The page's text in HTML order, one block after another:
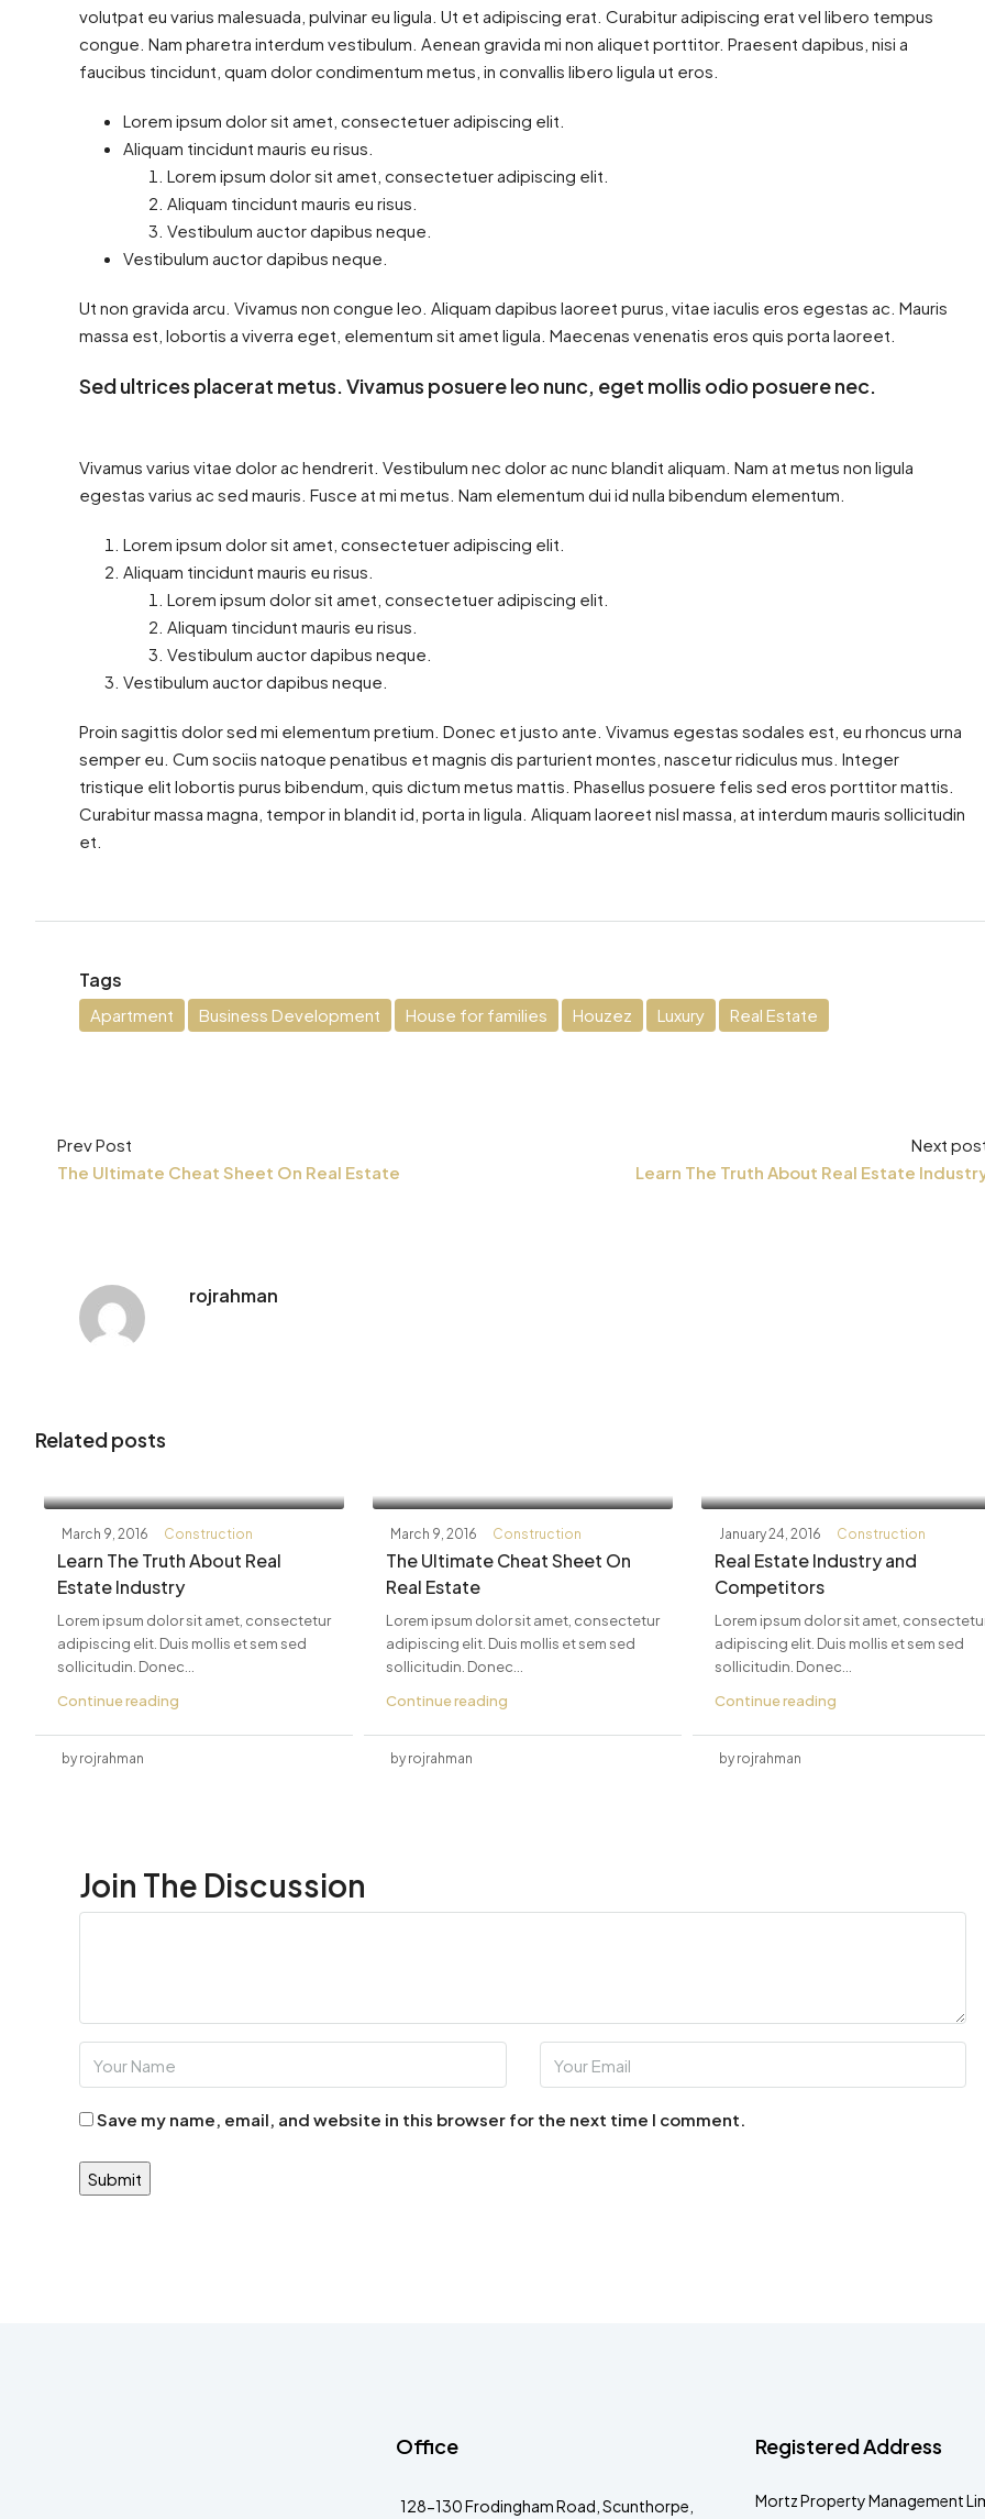
volutpat eu varius malesuada, pulvinar eu ligula. Ut et adipiscing erat. Curabitur adipiscing erat vel libero tempus
congue. Nam pharetra interdum vestibulum. Aenean gravida mi non aliquet porttitor. Praesent dapibus, nisi a
faucibus tincidunt, quam dolor condimentum metus, in convallis libero ligula ut eros.
Lorem ipsum dolor sit amet, consectetuer adipiscing elit.
Aliquam tincidunt mauris eu risus.
Lorem ipsum dolor sit amet, consectetuer adipiscing elit.
Aliquam tincidunt mauris eu risus.
Vestibulum auctor dapibus neque.
Vestibulum auctor dapibus neque.
Ut non gravida arcu. Vivamus non congue leo. Aliquam dapibus laoreet purus, vitae iaculis eros egestas ac. Mauris
massa est, lobortis a viverra eget, elementum sit amet ligula. Maecenas venenatis eros quis porta laoreet.
Sed ultrices placerat metus. Vivamus posuere leo nunc, eget mollis odio posuere nec.
Vivamus varius vitae dolor ac hendrerit. Vestibulum nec dolor ac nunc blandit aliquam. Nam at metus non ligula
egestas varius ac sed mauris. Fusce at mi metus. Nam elementum dui id nulla bibendum elementum.
Lorem ipsum dolor sit amet, consectetuer adipiscing elit.
Aliquam tincidunt mauris eu risus.
Lorem ipsum dolor sit amet, consectetuer adipiscing elit.
Aliquam tincidunt mauris eu risus.
Vestibulum auctor dapibus neque.
Vestibulum auctor dapibus neque.
Proin sagittis dolor sed mi elementum pretium. Donec et justo ante. Vivamus egestas sodales est, eu rhoncus urna
semper eu. Cum sociis natoque penatibus et magnis dis parturient montes, nascetur ridiculus mus. Integer
tristique elit lobortis purus bibendum, quis dictum metus mattis. Phasellus posuere felis sed eros porttitor mattis.
Curabitur massa magna, tempor in blandit id, porta in ligula. Aliquam laoreet nisl massa, at interdum mauris sollicitudin
et.
Tags
Apartment Business Development House for families Houzez Luxury Real Estate
Prev Post
The Ultimate Cheat Sheet On Real Estate
Next
Learn The Truth About Real Estate
rojrahman
Related posts
March 9, 2016 Construction
Learn The Truth About Real
Estate Industry
Lorem ipsum dolor sit amet, consectetur
adipiscing elit. Duis mollis et sem sed
sollicitudin. Donec...
Continue reading
by rojrahman
March 9, 2016 Construction
The Ultimate Cheat Sheet On
Real Estate
Lorem ipsum dolor sit amet, consectetur
adipiscing elit. Duis mollis et sem sed
sollicitudin. Donec...
Continue reading
by rojrahman
January 24, 2016 Construction
Real Estate Industry and
Competitors
Lorem ipsum dolor sit amet,
adipiscing elit. Duis mollis et sem sed
sollicitudin. Donec...
Continue reading
by rojrahman
Join The Discussion
Save my name, email, and website in this browser for the next time I comment.
Office
128-130 Frodingham Road, Scunthorpe,
Registered Address
Mortz Property Management